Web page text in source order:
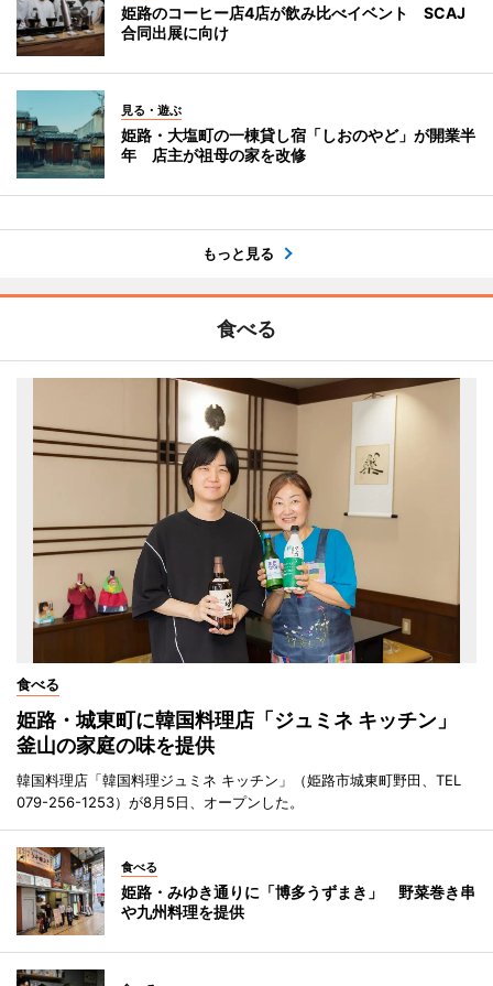
姫路のコーヒー店4店が飲み比べイベント SCAJ
合同出展に向け
見る・遊ぶ
姫路・大塩町の一棟貸し宿「しおのやど」が開業半
年 店主が祖母の家を改修
もっと見る
食べる
食べる
姫路・城東町に韓国料理店「ジュミネ キッチン」
釜山の家庭の味を提供
韓国料理店「韓国料理ジュミネ キッチン」（姫路市城東町野田、TEL
079-256-1253）が8月5日、オープンした。
食べる
姫路・みゆき通りに「博多うずまき」 野菜巻き串
や九州料理を提供